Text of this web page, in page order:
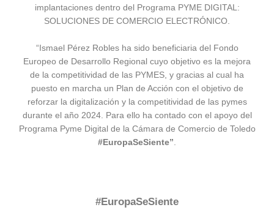
implantaciones dentro del Programa PYME DIGITAL:
SOLUCIONES DE COMERCIO ELECTRÓNICO.
“Ismael Pérez Robles ha sido beneficiaria del Fondo
Europeo de Desarrollo Regional cuyo objetivo es la mejora
de la competitividad de las PYMES, y gracias al cual ha
puesto en marcha un Plan de Acción con el objetivo de
reforzar la digitalización y la competitividad de las pymes
durante el año 2024. Para ello ha contado con el apoyo del
Programa Pyme Digital de la Cámara de Comercio de Toledo
#EuropaSeSiente”
#EuropaSeSiente